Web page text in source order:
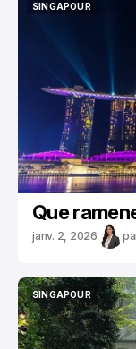
SINGAPOUR
Que
janv. 2, 2026
SINGAPOUR
SINGAPOUR